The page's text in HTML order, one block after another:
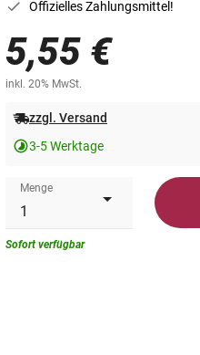
Offizielles Zahlungsmittel!
5,55 €
inkl. 20% MwSt.
zzgl. Versand
3-5 Werktage
Menge
Sofort verfügbar